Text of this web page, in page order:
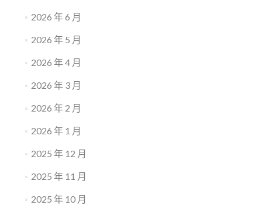
2026 年 6 月
2026 年 5 月
2026 年 4 月
2026 年 3 月
2026 年 2 月
2026 年 1 月
2025 年 12 月
2025 年 11 月
2025 年 10 月